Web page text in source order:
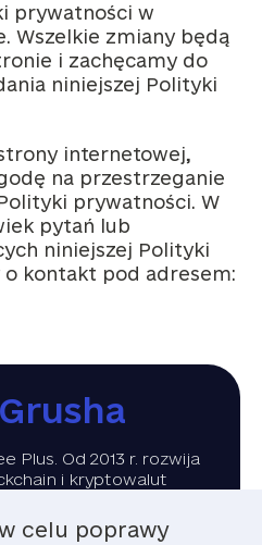
prywatności w
Wszelkie zmiany będą
i zachęcamy do
niniejszej Polityki
internetowej,
na przestrzeganie
prywatności. W
pytań lub
niniejszej Polityki
kontakt pod adresem:
Plus. Od 2013 r. rozwija
i kryptowalut
celu poprawy